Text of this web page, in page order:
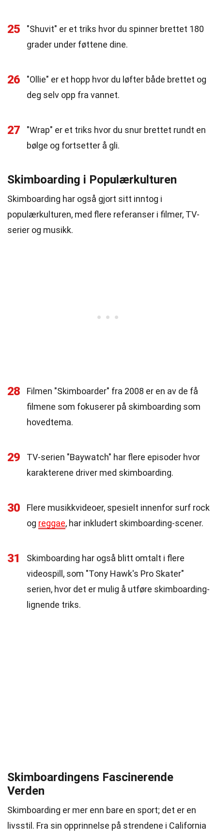
25
"Shuvit" er et triks hvor du spinner brettet 180
grader under føttene dine.
26
"Ollie" er et hopp hvor du løfter både brettet og
deg selv opp fra vannet.
27
"Wrap" er et triks hvor du snur brettet rundt en
bølge og fortsetter å gli.
Skimboarding i Populærkulturen
Skimboarding har også gjort sitt inntog i
populærkulturen, med flere referanser i filmer, TV-
serier og musikk.
28
Filmen "Skimboarder" fra 2008 er en av de få
filmene som fokuserer på skimboarding som
hovedtema.
29
TV-serien "Baywatch" har flere episoder hvor
karakterene driver med skimboarding.
30
Flere musikkvideoer, spesielt innenfor surf rock
og reggae, har inkludert skimboarding-scener.
31
Skimboarding har også blitt omtalt i flere
videospill, som "Tony Hawk's Pro Skater"
serien, hvor det er mulig å utføre skimboarding-
lignende triks.
Skimboardingens Fascinerende
Verden
Skimboarding er mer enn bare en sport; det er en
livsstil. Fra sin opprinnelse på strendene i California